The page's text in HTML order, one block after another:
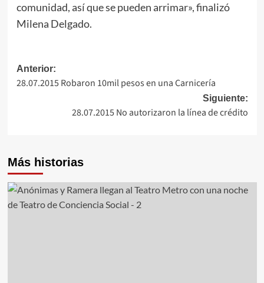
comunidad, así que se pueden arrimar», finalizó
Milena Delgado.
Navegación
de
entradas
Anterior:
28.07.2015 Robaron 10mil pesos en una Carnicería
Siguiente:
28.07.2015 No autorizaron la línea de crédito
Más historias